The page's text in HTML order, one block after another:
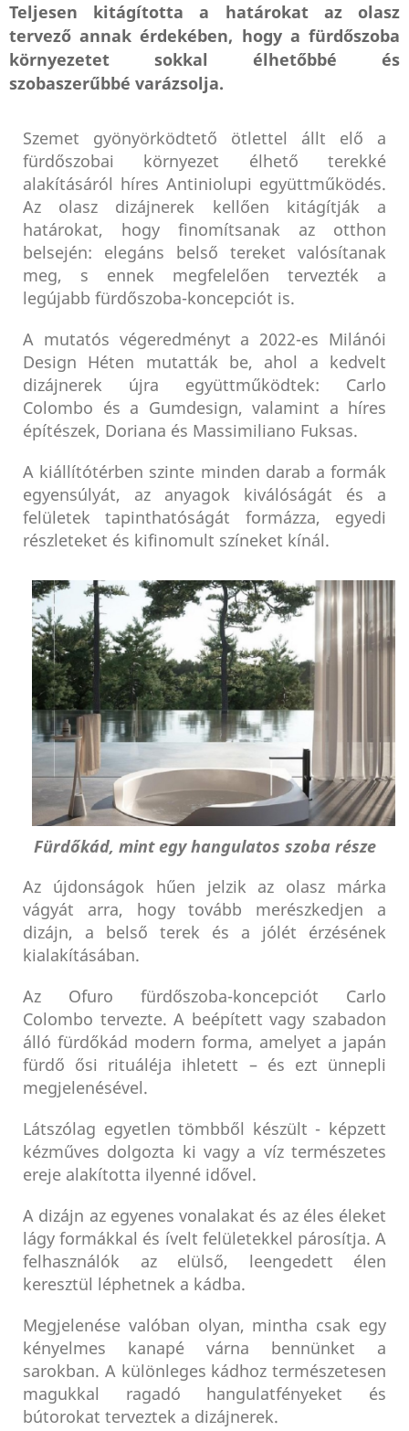
Teljesen kitágította a határokat az olasz
tervező annak érdekében, hogy a fürdőszoba
környezetet sokkal élhetőbbé és
szobaszerűbbé varázsolja.
Szemet gyönyörködtető ötlettel állt elő a
fürdőszobai környezet élhető terekké
alakításáról híres Antiniolupi együttműködés.
Az olasz dizájnerek kellően kitágítják a
határokat, hogy finomítsanak az otthon
belsején: elegáns belső tereket valósítanak
meg, s ennek megfelelően tervezték a
legújabb fürdőszoba-koncepciót is.
A mutatós végeredményt a 2022-es Milánói
Design Héten mutatták be, ahol a kedvelt
dizájnerek újra együttműködtek: Carlo
Colombo és a Gumdesign, valamint a híres
építészek, Doriana és Massimiliano Fuksas.
A kiállítótérben szinte minden darab a formák
egyensúlyát, az anyagok kiválóságát és a
felületek tapinthatóságát formázza, egyedi
részleteket és kifinomult színeket kínál.
Fürdőkád, mint egy hangulatos szoba része
Az újdonságok hűen jelzik az olasz márka
vágyát arra, hogy tovább merészkedjen a
dizájn, a belső terek és a jólét érzésének
kialakításában.
Az Ofuro fürdőszoba-koncepciót Carlo
Colombo tervezte. A beépített vagy szabadon
álló fürdőkád modern forma, amelyet a japán
fürdő ősi rituáléja ihletett – és ezt ünnepli
megjelenésével.
Látszólag egyetlen tömbből készült - képzett
kézműves dolgozta ki vagy a víz természetes
ereje alakította ilyenné idővel.
A dizájn az egyenes vonalakat és az éles éleket
lágy formákkal és ívelt felületekkel párosítja. A
felhasználók az elülső, leengedett élen
keresztül léphetnek a kádba.
Megjelenése valóban olyan, mintha csak egy
kényelmes kanapé várna bennünket a
sarokban. A különleges kádhoz természetesen
magukkal ragadó hangulatfényeket és
bútorokat terveztek a dizájnerek.